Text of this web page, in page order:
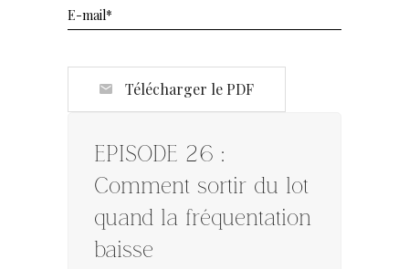
Télécharger le PDF
EPISODE 26 :
Comment sortir du lot
quand la fréquentation
baisse